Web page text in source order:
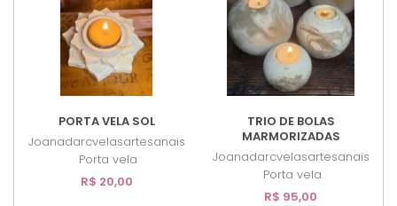
PORTA VELA SOL
Joanadarcvelasartesanais
Porta vela
R$ 20,00
TRIO DE BOLAS
MARMORIZADAS
Joanadarcvelasartesanais
Porta vela
R$ 95,00